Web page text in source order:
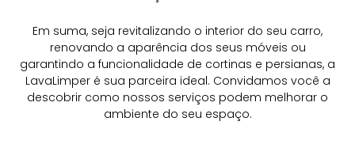
Em suma, seja revitalizando o interior do seu carro,
renovando a aparência dos seus móveis ou
garantindo a funcionalidade de cortinas e persianas, a
LavaLimper é sua parceira ideal. Convidamos você a
descobrir como nossos serviços podem melhorar o
ambiente do seu espaço.